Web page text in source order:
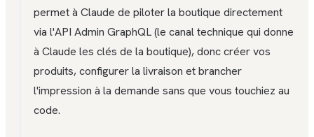
permet à Claude de piloter la boutique directement
via l'API Admin GraphQL (le canal technique qui donne
à Claude les clés de la boutique), donc créer vos
produits, configurer la livraison et brancher
l'impression à la demande sans que vous touchiez au
code.